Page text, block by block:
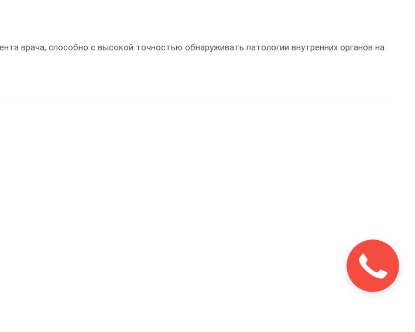
врача, способно с высокой точностью обнаруживать патологии внутренних органов на